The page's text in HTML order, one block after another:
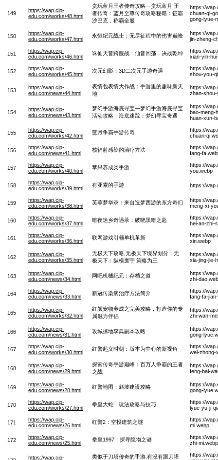
149
https://wap.cip-
edu.com/works/48.html
贪玩蓝月王者传奇攻略—贪玩蓝月 王
者传奇：蓝月至尊传奇攻略秘籍：征霸
沙巴克，称霸全服
https://
chuan-qi-
gong-lyue-
150
https://wap.cip-
edu.com/works/47.html
永恒纪元战士：无尽征程中的伤害巅峰
https://
jin-zheng-
151
https://wap.cip-
edu.com/works/46.html
诛仙天音跨服战：仙音回荡，决战乾坤
https://
xian-yin-
152
https://wap.cip-
edu.com/works/45.html
次元幻影：3D二次元手游奇遇
https://
shou-you-
153
https://wap.cip-
edu.com/news/44.html
表情包表情大作战：手游里的趣味新天
地
https://
zhan-shou-
154
https://wap.cip-
edu.com/news/43.html
梦幻手游海底寻宝—梦幻手游海底寻宝
活动攻略：海底迷踪：梦幻寻宝奇遇
https://
bao-meng-
huan-xun-
155
https://wap.cip-
edu.com/works/42.html
蓝月争霸手游传奇
https://
chuan-
156
https://wap.cip-
edu.com/news/41.html
核辐射感染的治疗方法
https://
fang-
157
https://wap.cip-
edu.com/works/40.html
苹果养成类手游
https://
you.webp
158
https://wap.cip-
edu.com/works/39.html
有亚索的手游 https://
159
https://wap.cip-
edu.com/works/38.html
芙蓉梦华录：来自造梦西游的东方奇幻
https://
meng-xi-
160
https://wap.cip-
edu.com/works/37.html
暗夜迷乡奇遇录：破晓黑暗之匙
https://
hei-an-zhi-
161
https://wap.cip-
edu.com/works/36.html
联网游戏引领单机革新
https://
xin.webp
162
https://wap.cip-
edu.com/works/35.html
无极天下攻略,无极天下境界划分：无
极天下：纵横寰宇 策略为王
https://
xia-jing-jie-
163
https://wap.cip-
edu.com/news/34.html
网吧机械纪元：存档之道
https://
zhi-
164
https://wap.cip-
edu.com/news/33.html
新冠传染病治疗方法简介
https://
fang-fa-
165
https://wap.cip-
edu.com/works/32.html
红颜宠物养成之完美攻略，打造你的专
属魅力伴侣
https://
zhi-wan-
166
https://wap.cip-
edu.com/news/31.html
攻城掠地李典副本攻略
https://
gong-
167
https://wap.cip-
edu.com/works/30.html
红警起义时刻：版本为中心的新视角
https://
wei-zhong-
168
https://wap.cip-
edu.com/news/29.html
探索传奇手游巅峰：百万人争霸的王者
之战
https://
feng-bai-
169
https://wap.cip-
edu.com/news/28.html
红警地图：斜坡建设攻略
https://
gong-
170
https://wap.cip-
edu.com/works/27.html
拳皇大蛇：玩法攻略与技巧
https://
lyue-yu-ji-
171
https://wap.cip-
edu.com/news/26.html
红警2：空投建筑之谜
https://
mi.webp
172
https://wap.cip-
edu.com/news/25.html
拳皇1997：探寻隐物之谜
https://
zhi-mi.webp
https://wap.cip- 类似于刀塔传奇的手游,有没有跟刀塔
https://